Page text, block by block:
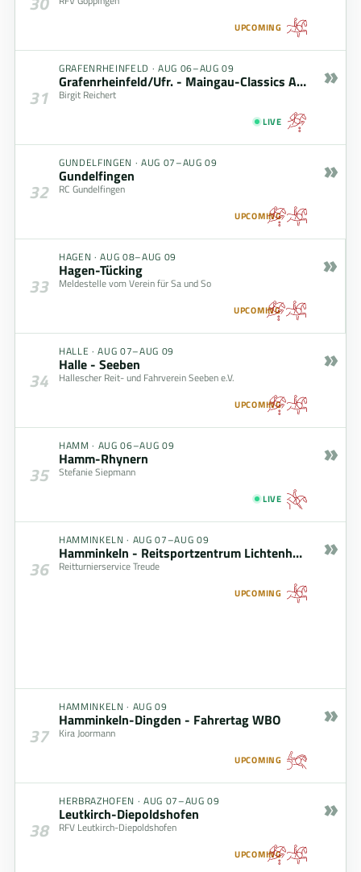
UPCOMING
31
GRAFENRHEINFELD · AUG 06–AUG 09
Grafenrheinfeld/Ufr. - Maingau-Classics August 2026
Birgit Reichert
LIVE
»
32
GUNDELFINGEN · AUG 07–AUG 09
Gundelfingen
RC Gundelfingen
UPCOMING
»
33
HAGEN ·AUG 08–AUG 09
Hagen-Tücking
Meldestelle vom Verein für Sa und So
UPCOMING
»
34
HALLE ·AUG 07–AUG 09
Halle - Seeben
Hallescher Reit- und Fahrverein Seeben e.V.
UPCOMING
»
35
HAMM · AUG 06–AUG 09
Hamm-Rhynern
Stefanie Siepmann
LIVE
»
36
HAMMINKELN · AUG 07–AUG 09
Hamminkeln - Reitsportzentrum Lichtenholz
Reitturnierservice Treude
UPCOMING
»
37
HAMMINKELN · AUG 09
Hamminkeln-Dingden - Fahrertag WBO
Kira Joormann
UPCOMING
»
38
HERBRAZHOFEN · AUG 07–AUG 09
Leutkirch-Diepoldshofen
RFV Leutkirch-Diepoldshofen
UPCOMING
»